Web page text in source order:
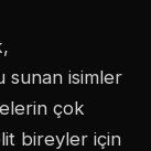
sunan isimler
çok
bireyler için